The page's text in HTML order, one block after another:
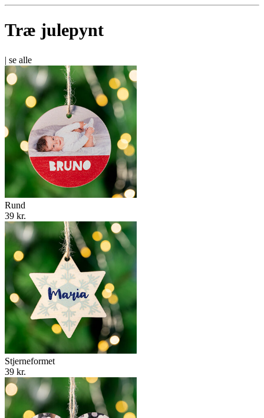
Træ julepynt
| se alle
Rund
39 kr.
Stjerneformet
39 kr.